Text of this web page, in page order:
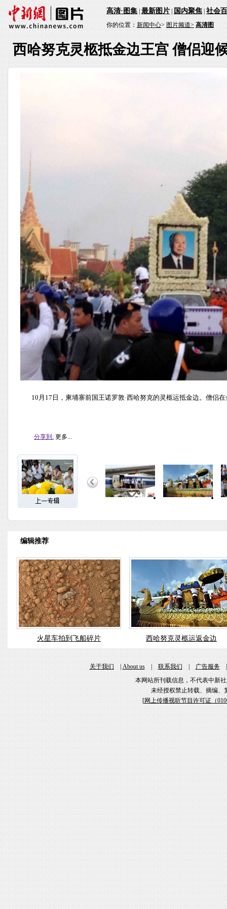
高清·图集|最新图片|国内聚焦|社会
你的位置：新闻中心>图片频道> 高清图
西哈努克灵柩抵金边王宫 僧侣迎
10月17日，柬埔寨前国王诺罗敦·西哈努克的灵柩运抵金边。僧侣
分享到: 更多...
编辑推荐
火星车拍到飞船碎片 西哈努克灵柩运返金边
关于我们|About us|联系我们|广告服务
本网站所刊载信息，不代表中新
未经授权禁止转载、摘编、
[网上传播视听节目许可证（